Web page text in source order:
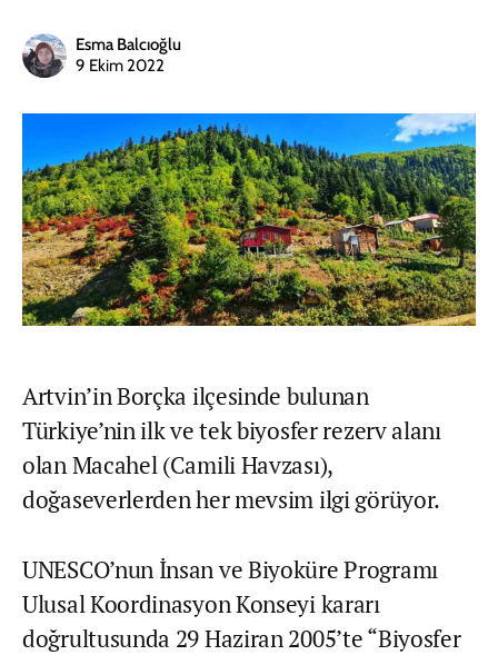
Esma Balcıoğlu
9 Ekim 2022
Artvin’in Borçka ilçesinde bulunan
Türkiye’nin ilk ve tek biyosfer rezerv alanı
olan Macahel (Camili Havzası),
doğaseverlerden her mevsim ilgi görüyor.
UNESCO’nun İnsan ve Biyoküre Programı
Ulusal Koordinasyon Konseyi kararı
doğrultusunda 29 Haziran 2005’te “Biyosfer